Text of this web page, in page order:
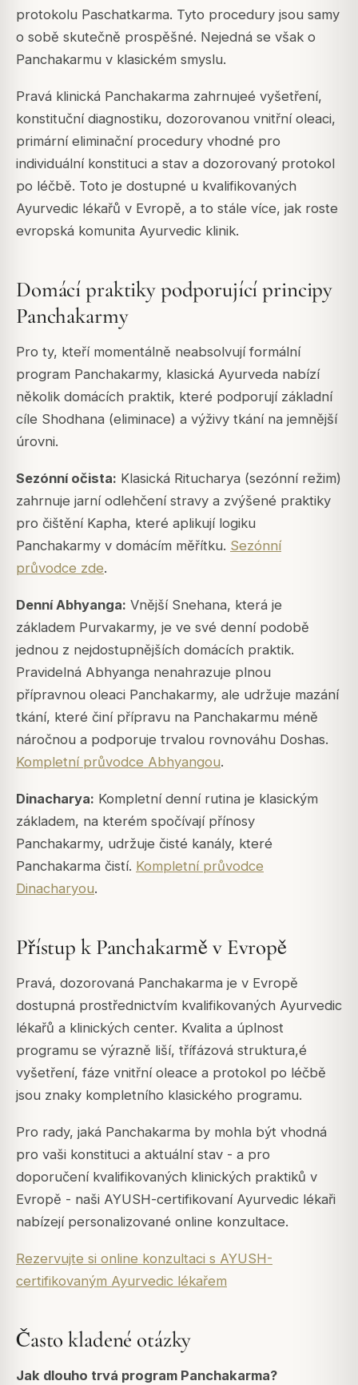
protokolu Paschatkarma. Tyto procedury jsou samy
o sobě skutečně prospěšné. Nejedná se však o
Panchakarmu v klasickém smyslu.
Pravá klinická Panchakarma zahrnujeé vyšetření,
konstituční diagnostiku, dozorovanou vnitřní oleaci,
primární eliminační procedury vhodné pro
individuální konstituci a stav a dozorovaný protokol
po léčbě. Toto je dostupné u kvalifikovaných
Ayurvedic lékařů v Evropě, a to stále více, jak roste
evropská komunita Ayurvedic klinik.
Domácí praktiky podporující principy
Panchakarmy
Pro ty, kteří momentálně neabsolvují formální
program Panchakarmy, klasická Ayurveda nabízí
několik domácích praktik, které podporují základní
cíle Shodhana (eliminace) a výživy tkání na jemnější
úrovni.
Sezónní očista: Klasická Ritucharya (sezónní režim)
zahrnuje jarní odlehčení stravy a zvýšené praktiky
pro čištění Kapha, které aplikují logiku
Panchakarmy v domácím měřítku. Sezónní
průvodce zde.
Denní Abhyanga: Vnější Snehana, která je
základem Purvakarmy, je ve své denní podobě
jednou z nejdostupnějších domácích praktik.
Pravidelná Abhyanga nenahrazuje plnou
přípravnou oleaci Panchakarmy, ale udržuje mazání
tkání, které činí přípravu na Panchakarmu méně
náročnou a podporuje trvalou rovnováhu Doshas.
Kompletní průvodce Abhyangou.
Dinacharya: Kompletní denní rutina je klasickým
základem, na kterém spočívají přínosy
Panchakarmy, udržuje čisté kanály, které
Panchakarma čistí. Kompletní průvodce
Dinacharyou.
Přístup k Panchakarmě v Evropě
Pravá, dozorovaná Panchakarma je v Evropě
dostupná prostřednictvím kvalifikovaných Ayurvedic
lékařů a klinických center. Kvalita a úplnost
programu se výrazně liší, třífázová struktura,é
vyšetření, fáze vnitřní oleace a protokol po léčbě
jsou znaky kompletního klasického programu.
Pro rady, jaká Panchakarma by mohla být vhodná
pro vaši konstituci a aktuální stav - a pro
doporučení kvalifikovaných klinických praktiků v
Evropě - naši AYUSH-certifikovaní Ayurvedic lékaři
nabízejí personalizované online konzultace.
Rezervujte si online konzultaci s AYUSH-
certifikovaným Ayurvedic lékařem
Často kladené otázky
Jak dlouho trvá program Panchakarma?